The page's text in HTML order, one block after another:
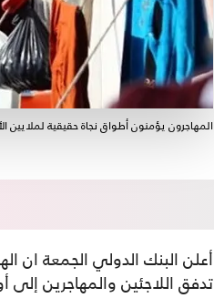
المهاجرون يؤمنون أطواق نجاة حقيقية لملايين
أعلن البنك الدولي الجمعة
تدفق اللاجئين والمهاجرين إلى